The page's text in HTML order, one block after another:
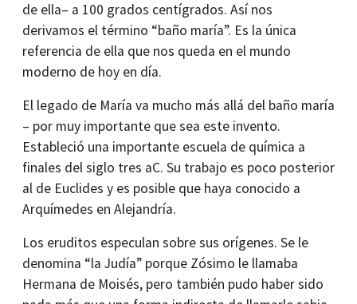
de ella– a 100 grados centígrados. Así nos
derivamos el término “baño maría”. Es la única
referencia de ella que nos queda en el mundo
moderno de hoy en día.
El legado de María va mucho más allá del baño maría
– por muy importante que sea este invento.
Estableció una importante escuela de química a
finales del siglo tres aC. Su trabajo es poco posterior
al de Euclides y es posible que haya conocido a
Arquímedes en Alejandría.
Los eruditos especulan sobre sus orígenes. Se le
denomina “la Judía” porque Zósimo le llamaba
Hermana de Moisés, pero también pudo haber sido